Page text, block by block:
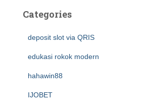
Categories
deposit slot via QRIS
edukasi rokok modern
hahawin88
IJOBET